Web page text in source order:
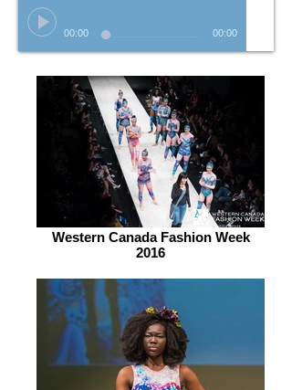
00:00 00:00
Western Canada Fashion Week
2016